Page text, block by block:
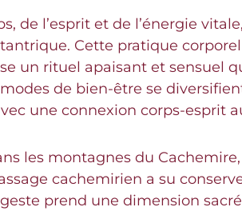
de l’esprit et de l’énergie
Cette pratique
un rituel apaisant et sensuel
modes de bien-être se
une connexion corps-esprit
les montagnes du
cachemirien a su
prend une dimension